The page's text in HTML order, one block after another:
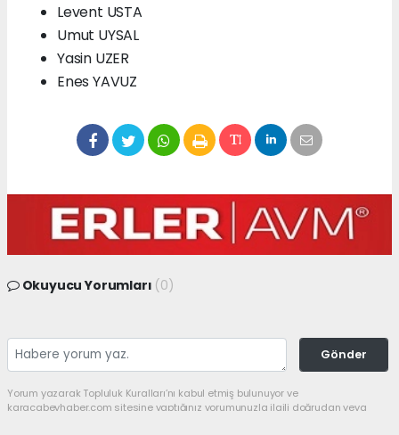
Levent USTA
Umut UYSAL
Yasin UZER
Enes YAVUZ
Okuyucu Yorumları (0)
Gönder
Yorum yazarak Topluluk Kuralları’nı kabul etmiş bulunuyor ve
karacabeyhaber.com sitesine yaptığınız yorumunuzla ilgili doğrudan veya